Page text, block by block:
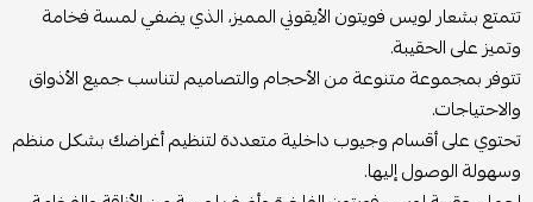
تتمتع بشعار لويس فويتون الأيقوني المميز، الذي يضفي لمسة فخامة
وتميز على الحقيبة.
تتوفر بمجموعة متنوعة من الأحجام والتصاميم لتناسب جميع الأذواق
والاحتياجات.
تحتوي على أقسام وجيوب داخلية متعددة لتنظيم أغراضك بشكل منظم
وسهولة الوصول إليها.